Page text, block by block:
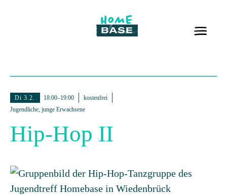
Di 3.2. 18:00–19:00
kostenfrei
Jugendliche, junge Erwachsene
Hip-Hop II